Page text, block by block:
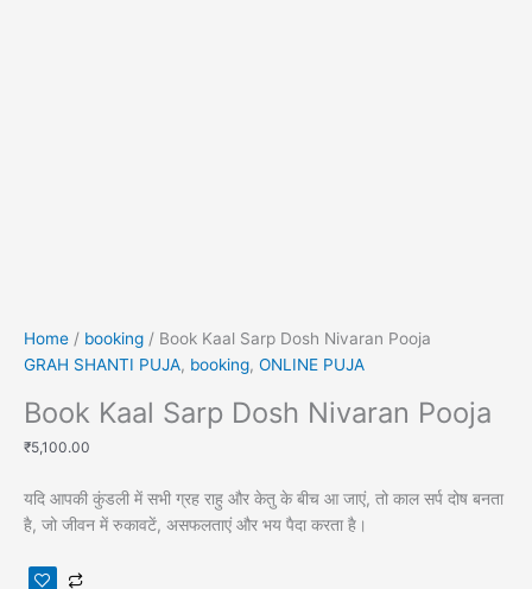
Home / booking / Book Kaal Sarp Dosh Nivaran Pooja
GRAH SHANTI PUJA, booking, ONLINE PUJA
Book Kaal Sarp Dosh Nivaran Pooja
₹5,100.00
यदि आपकी कुंडली में सभी ग्रह राहु और केतु के बीच आ जाएं, तो काल सर्प दोष बनता
है, जो जीवन में रुकावटें, असफलताएं और भय पैदा करता है।